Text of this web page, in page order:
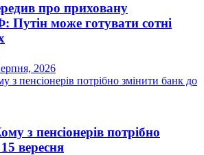
про приховану
Путін може готувати сотні
2026
з пенсіонерів потрібно
вересня